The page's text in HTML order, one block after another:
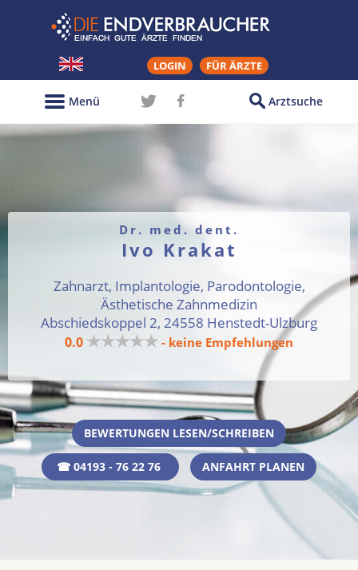
LOGIN FÜR ÄRZTE
Arztsuche
Menü
Dr. med. dent.
Ivo Krakat
Zahnarzt, Implantologie, Parodontologie,
Ästhetische Zahnmedizin
Abschiedskoppel 2, 24558 Henstedt-Ulzburg
0.0 ★★★★★ - keine Empfehlungen
BEWERTUNGEN LESEN/SCHREIBEN
☎ 04193 - 76 22 76 ANFAHRT PLANEN